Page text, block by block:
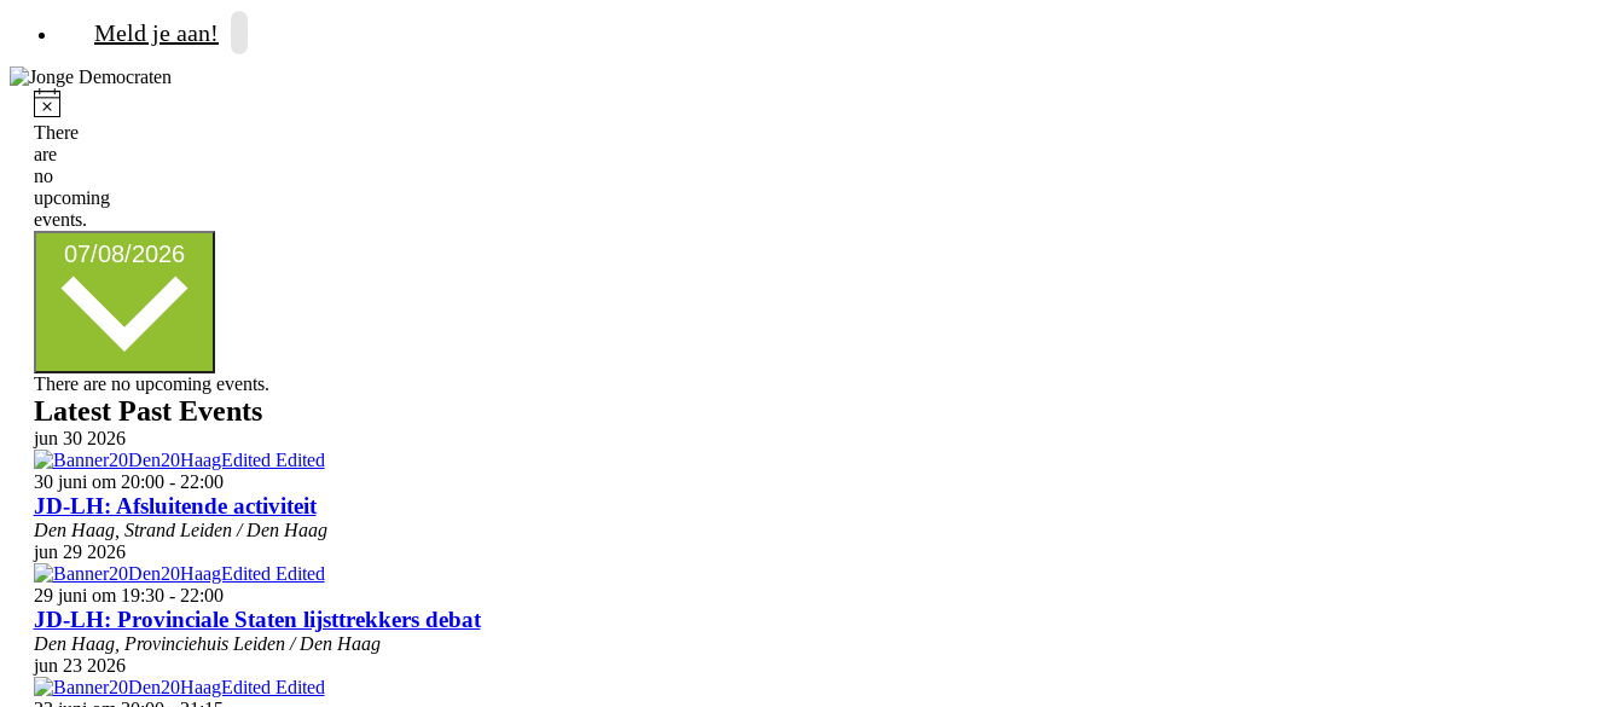
Meld je aan!
There
are
no
upcoming
events.
07/08/2026
Select
There are no upcoming events.
Latest Past Events
jun 30 2026
30 juni om 20:00- 22:00
JD-LH: Afsluitende activiteit
Den Haag, Strand Leiden / Den Haag
jun 29 2026
29 juni om 19:30- 22:00
JD-LH: Provinciale Staten lijsttrekkers debat
Den Haag, Provinciehuis Leiden / Den Haag
jun 23 2026